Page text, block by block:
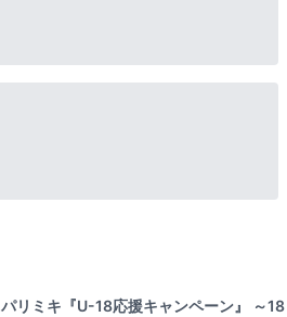
パリミキ『U-18応援キャンペーン』 ～18